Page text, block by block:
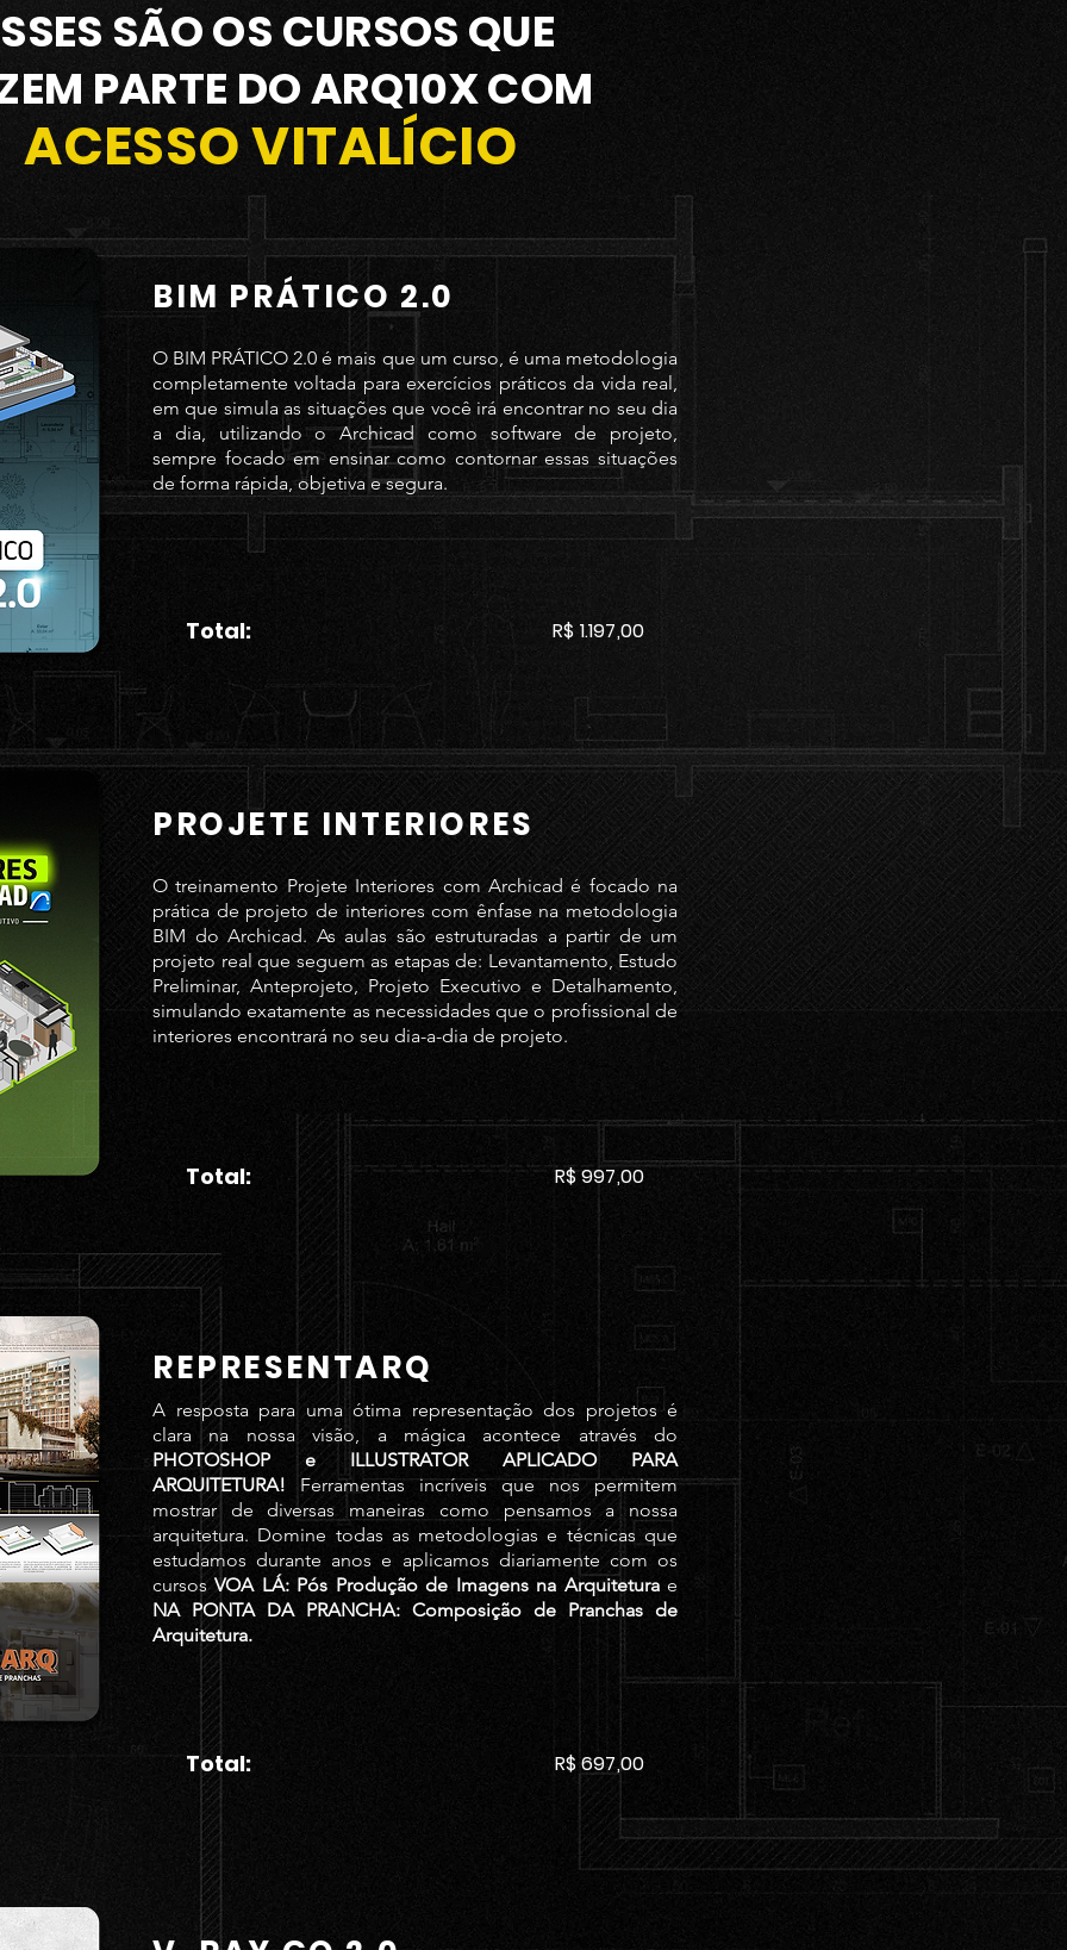
SÃO OS CURSOS QUE
PARTE DO ARQ10X COM
ACESSO VITALÍCIO
BIM PRÁTICO 2.0
O BIM PRÁTICO 2.0 é mais que um curso, é uma metodologia
completamente voltada para exercícios práticos da vida real,
em que simula as situações que você irá encontrar no seu dia
a dia, utilizando o Archicad como software de projeto,
sempre focado em ensinar como contornar essas situações
de forma rápida, objetiva e segura.
Total: R$ 1.197,00
PROJETE INTERIORES
O treinamento Projete Interiores com Archicad é focado na
prática de projeto de interiores com ênfase na metodologia
BIM do Archicad. As aulas são estruturadas a partir de um
projeto real que seguem as etapas de: Levantamento, Estudo
Preliminar, Anteprojeto, Projeto Executivo e Detalhamento,
simulando exatamente as necessidades que o profissional de
interiores encontrará no seu dia-a-dia de projeto.
Total: R$ 997,00
REPRESENTARQ
A resposta para uma ótima representação dos projetos é
clara na nossa visão, a mágica acontece através do
PHOTOSHOP e ILLUSTRATOR APLICADO PARA
ARQUITETURA! Ferramentas incríveis que nos permitem
mostrar de diversas maneiras como pensamos a nossa
arquitetura. Domine todas as metodologias e técnicas que
estudamos durante anos e aplicamos diariamente com os
cursosVOA LÁ: Pós Produção de Imagens na Arquiteturae
NA PONTA DA PRANCHA: Composição de Pranchas de
Arquitetura.
Total: R$ 697,00